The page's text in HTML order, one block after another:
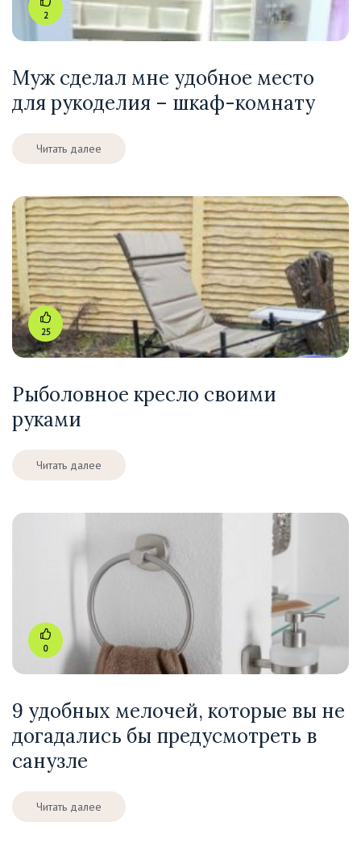
2
Муж сделал мне удобное место
для рукоделия – шкаф-комнату
Читать далее
25
Рыболовное кресло своими
руками
Читать далее
0
9 удобных мелочей, которые вы не
догадались бы предусмотреть в
санузле
Читать далее